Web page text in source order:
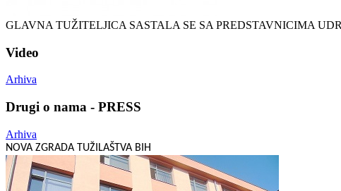
GLAVNA TUŽITELJICA SASTALA SE SA PREDSTAVNICIMA
Video
Arhiva
Drugi o nama - PRESS
Arhiva
NOVA ZGRADA TUŽILAŠTVA BIH